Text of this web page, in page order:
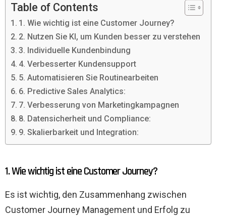
Table of Contents
1. Wie wichtig ist eine Customer Journey?
2. Nutzen Sie KI, um Kunden besser zu verstehen
3. Individuelle Kundenbindung
4. Verbesserter Kundensupport
5. Automatisieren Sie Routinearbeiten
6. Predictive Sales Analytics:
7. Verbesserung von Marketingkampagnen
8. Datensicherheit und Compliance:
9. Skalierbarkeit und Integration:
1. Wie wichtig ist eine Customer Journey?
Es ist wichtig, den Zusammenhang zwischen
Customer Journey Management und Erfolg zu